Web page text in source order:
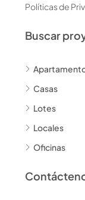
Políticas de
Buscar
Casas
Lotes
Locales
Oficinas